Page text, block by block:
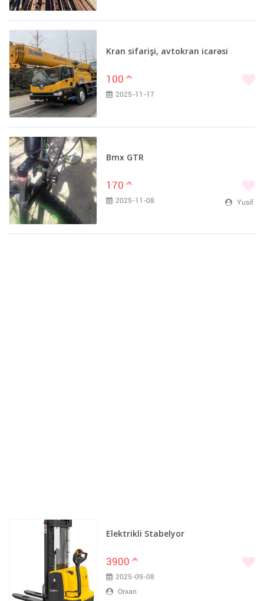
Kran sifarişi, avtokran icarəsi
100 m
2025-11-17
Bmx GTR
170 m
2025-11-08 Yusif
Elektrikli Stabelyor
3900 m
2025-09-08
Orxan